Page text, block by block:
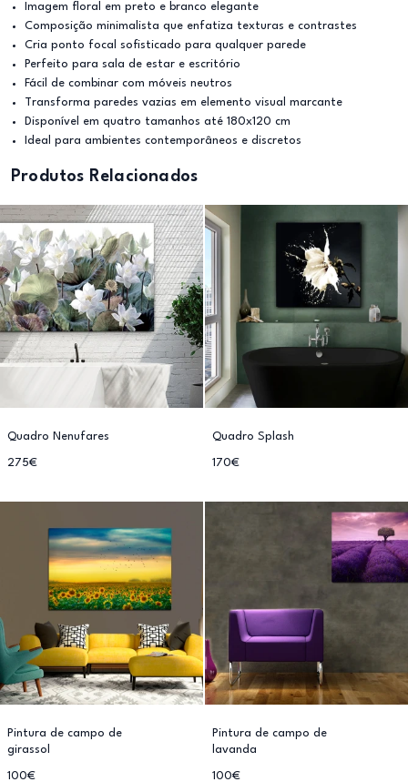
Imagem floral em preto e branco elegante
Composição minimalista que enfatiza texturas e contrastes
Cria ponto focal sofisticado para qualquer parede
Perfeito para sala de estar e escritório
Fácil de combinar com móveis neutros
Transforma paredes vazias em elemento visual marcante
Disponível em quatro tamanhos até 180x120 cm
Ideal para ambientes contemporâneos e discretos
Produtos Relacionados
Quadro Nenufares
275€
Quadro Splash
170€
Pintura de campo de
girassol
100€
Pintura de campo de
lavanda
100€